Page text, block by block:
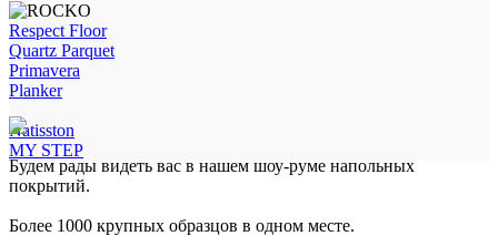
Respect Floor
Quartz Parquet
Primavera
Planker
Natisston
MY STEP
Будем рады видеть вас в нашем шоу-руме напольных
покрытий.
Более 1000 крупных образцов в одном месте.